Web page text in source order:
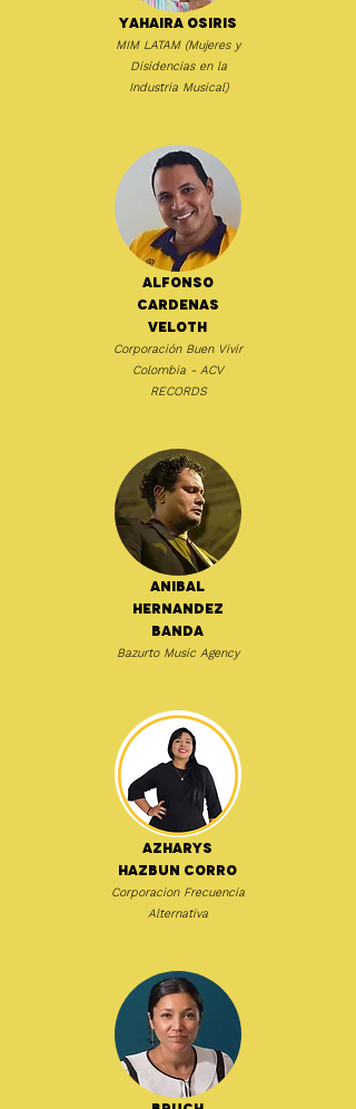
Yahaira Osiris
MIM LATAM (Mujeres y
Disidencias en la
Industria Musical)
Alfonso
Cardenas
Veloth
Corporación Buen Vivir
Colombia - ACV
RECORDS
Anibal
Hernandez
Banda
Bazurto Music Agency
Azharys
Hazbun Corro
Corporacion Frecuencia
Alternativa